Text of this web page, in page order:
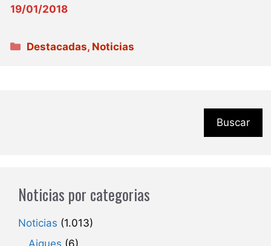
19/01/2018
Categorías
Destacadas, Noticias
Buscar
Noticias por categorias
Noticias (1.013)
Aigues (6)